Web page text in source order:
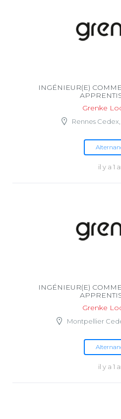
INGÉNIEUR(E)
Grenke
Rennes Cedex,
il y a 1
INGÉNIEUR(E)
Grenke
Montpellier
il y a 1